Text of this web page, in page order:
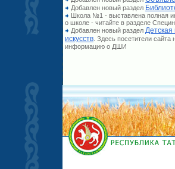
Добавлен новый раздел
Школа №1 - выставлена полная
о школе - читайте в разделе
Добавлен новый раздел
искусств . Здесь посетители сайта
информацию о ДШИ